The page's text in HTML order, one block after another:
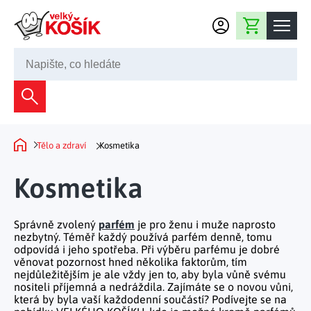
Nákupní košík
245 008 200
Dekorace
Bytové dekorace
Květiny a věnce
Světelné dekorace
Fontány a kašny
Velikonoční dekorace
Dekorace na hrob
Domácnost
Domácí elektro
Předsíň a chodba
Koupelna a záchod
Ložnice a šatna
Kuchyně
Prostírání a stolování
Příprava nápojů
Grilování a smažení
Koupelnový nábytek
Nábytek do předsíně
Nábytek do ložnice
Zahrada
Zahradní doplňky
Zahradní nábytek
Volný čas
Tělo a zdraví Kosmetika
Kosmetika
Správně zvolený parfém je pro ženu i muže naprosto
nezbytný. Téměř každý používá parfém denně, tomu
odpovídá i jeho spotřeba. Při výběru parfému je dobré
věnovat pozornost hned několika faktorům, tím
nejdůležitějším je ale vždy jen to, aby byla vůně svému
nositeli příjemná a nedráždila. Zajímáte se o novou vůni,
která by byla vaší každodenní součástí? Podívejte se na